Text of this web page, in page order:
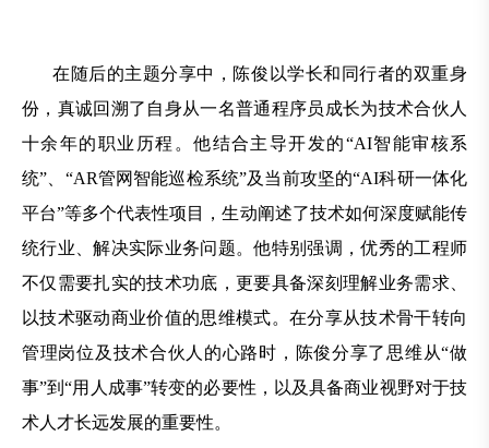
在随后的主题分享中，陈俊以学长和同行者的双重身
份，真诚回溯了自身从一名普通程序员成长为技术合伙人
十余年的职业历程。他结合主导开发的“AI智能审核系
统”、“AR管网智能巡检系统”及当前攻坚的“AI科研一体化
平台”等多个代表性项目，生动阐述了技术如何深度赋能传
统行业、解决实际业务问题。他特别强调，优秀的工程师
不仅需要扎实的技术功底，更要具备深刻理解业务需求、
以技术驱动商业价值的思维模式。在分享从技术骨干转向
管理岗位及技术合伙人的心路时，陈俊分享了思维从“做
事”到“用人成事”转变的必要性，以及具备商业视野对于技
术人才长远发展的重要性。